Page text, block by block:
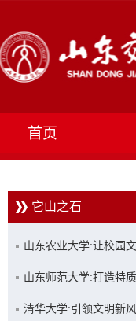
首页
它山之石
山东农业大学:让校园
同行
山东师范大学:打造特
清华大学:引领文明新